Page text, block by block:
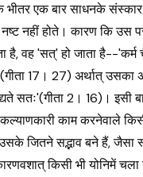
एक बार साधनके
नहीं होते। कारण कि उस
है, वह 'सत्' हो जाता है--'कर्म
(गीता 17। 27) अर्थात् उसका
सतः'(गीता 2। 16)। इसी
काम करनेवाले
उसके जितने सद्भाव बने हैं, जैसा
किसी भी योनिमें